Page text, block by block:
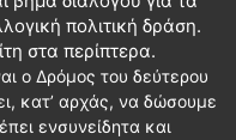
πολιτική δράση.
στα περίπτερα.
ο Δρόμος του δεύτερου
κατ’ αρχάς, να δώσουμε
ενσυνείδητα και